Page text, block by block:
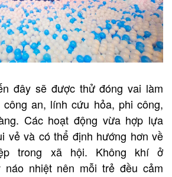
đây sẽ được thử đóng vai làm
an, lính cứu hỏa, phi công,
Các hoạt động vừa hợp lựa
vẻ và có thể định hướng hơn về
trong xã hội. Không khí ở
náo nhiệt nên mỗi trẻ đều cảm